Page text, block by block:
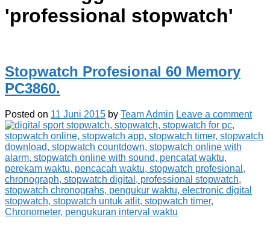
'professional stopwatch'
Stopwatch Profesional 60 Memory
PC3860.
Posted on 11 Juni 2015 by Team Admin Leave a comment